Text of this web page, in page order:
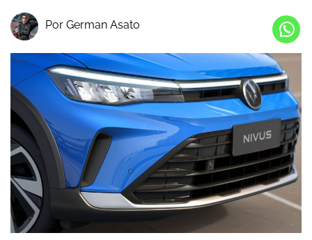
Por German Asato